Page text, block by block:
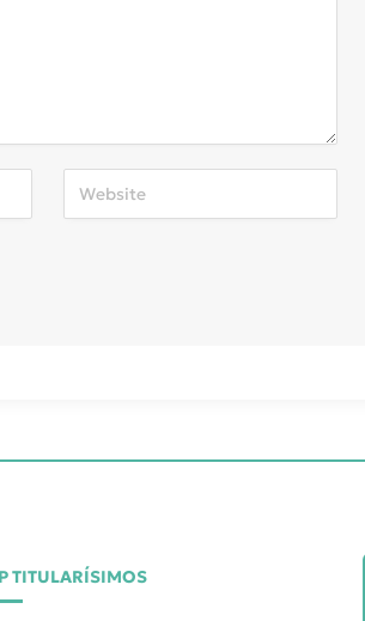
TITULARÍSIMOS